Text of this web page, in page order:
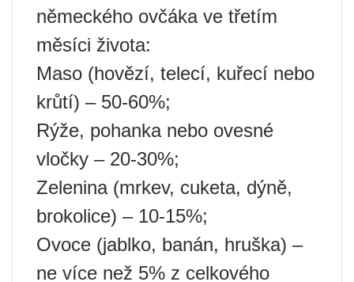
německého ovčáka ve třetím
měsíci života:
Maso (hovězí, telecí, kuřecí nebo
krůtí) – 50-60%;
Rýže, pohanka nebo ovesné
vločky – 20-30%;
Zelenina (mrkev, cuketa, dýně,
brokolice) – 10-15%;
Ovoce (jablko, banán, hruška) –
ne více než 5% z celkového